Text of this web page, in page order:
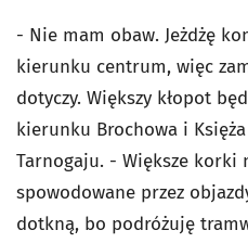
- Nie mam obaw. Jeżdżę
kierunku centrum, więc
dotyczy. Większy kłopot
kierunku Brochowa i
Tarnogaju. - Większe korki
spowodowane przez
dotkną, bo podróżuję